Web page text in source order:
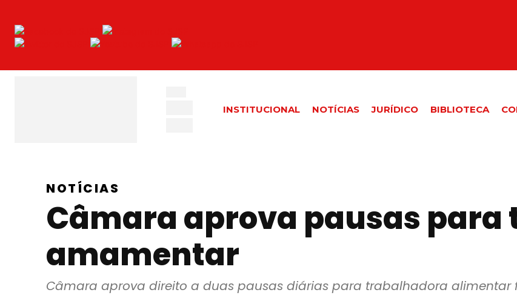
INSTITUCIONAL NOTÍCIAS JURÍDICO BIBLIOTECA
NOTÍCIAS
Câmara aprova pausas
amamentar
Câmara aprova direito a duas pausas diárias para trabalhadora alimentar